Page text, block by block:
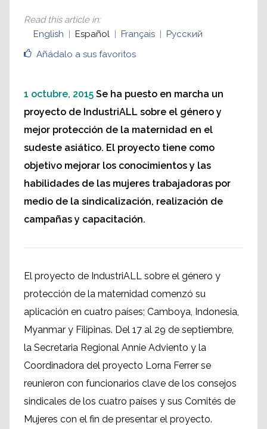
Añádalo a sus favoritos
Read this article in:
English
Español Français Русский
1 octubre, 2015 Se ha puesto en marcha un
proyecto de IndustriALL sobre el género y
mejor protección de la maternidad en el
sudeste asiático. El proyecto tiene como
objetivo mejorar los conocimientos y las
habilidades de las mujeres trabajadoras por
medio de la sindicalización, realización de
campañas y capacitación.
El proyecto de IndustriALL sobre el género y
protección de la maternidad comenzó su
aplicación en cuatro países; Camboya, Indonesia,
Myanmar y Filipinas. Del 17 al 29 de septiembre,
la Secretaria Regional Annie Adviento y la
Coordinadora del proyecto Lorna Ferrer se
reunieron con funcionarios clave de los consejos
sindicales de los cuatro países y sus Comités de
Mujeres con el fin de presentar el proyecto.